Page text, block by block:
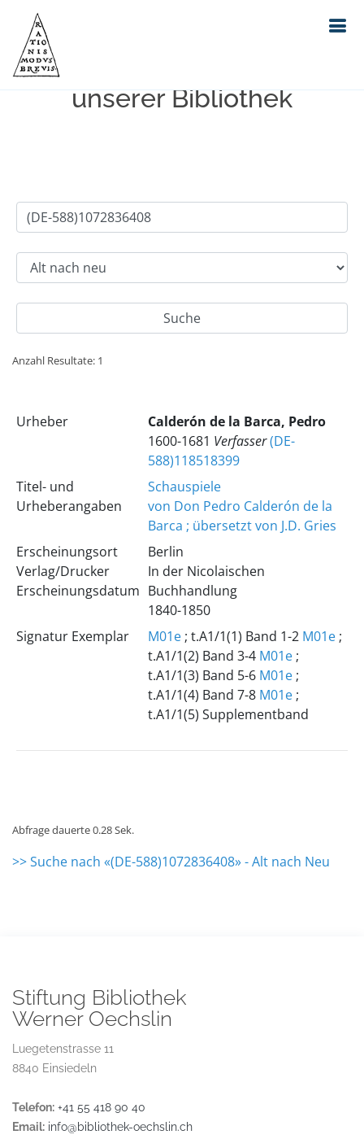
Einfache Suche im Bestand
unserer Bibliothek
Anzahl Resultate: 1
Urheber
Calderón de la Barca, Pedro
1600-1681 Verfasser(DE-
588)118518399
Titel- und
Urheberangaben
Schauspiele
von Don Pedro Calderón de la
Barca ; übersetzt von J.D. Gries
Erscheinungsort
Verlag/Drucker
Erscheinungsdatum
Berlin
In der Nicolaischen
Buchhandlung
1840-1850
Signatur Exemplar
M01e; t.A1/1(1) Band 1-2 M01e;
t.A1/1(2) Band 3-4 M01e;
t.A1/1(3) Band 5-6 M01e;
t.A1/1(4) Band 7-8 M01e;
t.A1/1(5) Supplementband
Abfrage dauerte 0.28 Sek.
>> Suche nach «(DE-588)1072836408» - Alt nach Neu
Stiftung Bibliothek
Werner Oechslin
Luegetenstrasse 11
8840 Einsiedeln
Telefon: +41 55 418 90 40
Email: info@bibliothek-oechslin.ch